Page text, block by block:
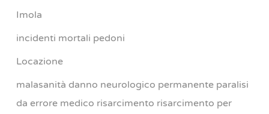
Imola
incidenti mortali pedoni
Locazione
malasanità danno neurologico permanente paralisi
da errore medico risarcimento risarcimento per